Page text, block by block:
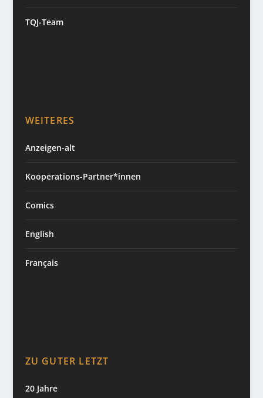
TQJ-Team
WEITERES
Anzeigen-alt
Kooperations-Partner*innen
Comics
English
Français
ZU GUTER LETZT
20 Jahre